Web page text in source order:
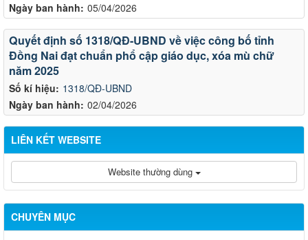
Ngày ban hành: 05/04/2026
Số kí hiệu: 1318/QĐ-UBND
Ngày ban hành: 02/04/2026
Quyết định số 1318/QĐ-UBND về việc công bố tỉnh
Đồng Nai đạt chuẩn phổ cập giáo dục, xóa mù chữ
năm 2025
LIÊN KẾT WEBSITE
Website thường dùng
CHUYÊN MỤC